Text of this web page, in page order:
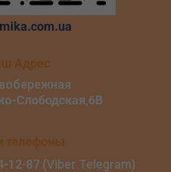
Адрес
телефоны
(Viber Telegram)